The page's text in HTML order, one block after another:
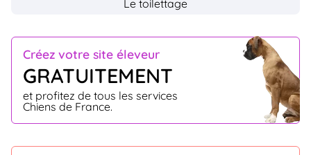
Créez votre site éleveur
GRATUITEMENT
et profitez de tous les services
Chiens de France.
Le toilettage